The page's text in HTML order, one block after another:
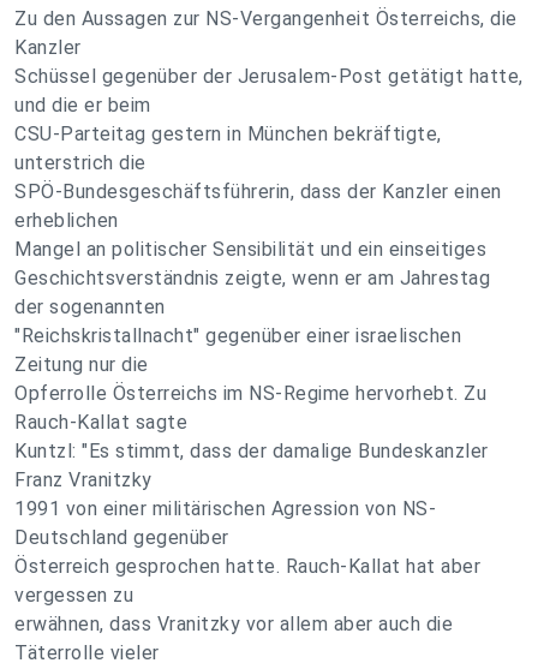
Zu den Aussagen zur NS-Vergangenheit Österreichs, die
Kanzler
Schüssel gegenüber der Jerusalem-Post getätigt hatte,
und die er beim
CSU-Parteitag gestern in München bekräftigte,
unterstrich die
SPÖ-Bundesgeschäftsführerin, dass der Kanzler einen
erheblichen
Mangel an politischer Sensibilität und ein einseitiges
Geschichtsverständnis zeigte, wenn er am Jahrestag
der sogenannten
"Reichskristallnacht" gegenüber einer israelischen
Zeitung nur die
Opferrolle Österreichs im NS-Regime hervorhebt. Zu
Rauch-Kallat sagte
Kuntzl: "Es stimmt, dass der damalige Bundeskanzler
Franz Vranitzky
1991 von einer militärischen Agression von NS-
Deutschland gegenüber
Österreich gesprochen hatte. Rauch-Kallat hat aber
vergessen zu
erwähnen, dass Vranitzky vor allem aber auch die
Täterrolle vieler